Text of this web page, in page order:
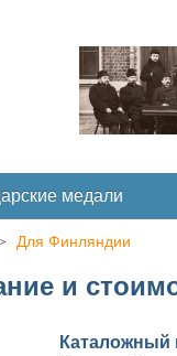
медали
> Для Финляндии
и
Каталожный